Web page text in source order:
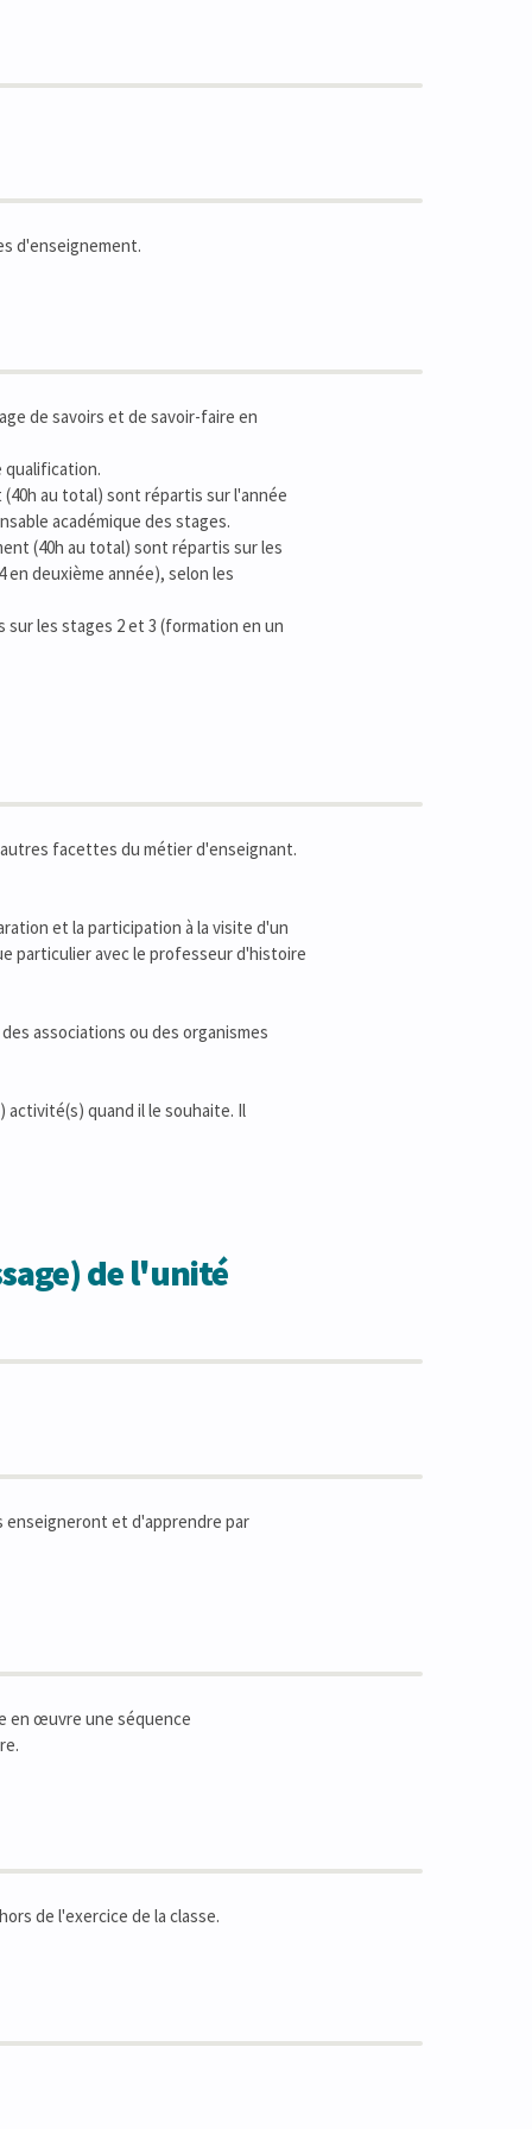
d'enseignement.
de savoirs et de savoir-faire en
qualification.
au total) sont répartis sur l'année
académique des stages.
(40h au total) sont répartis sur les
deuxième année), selon les
les stages 2 et 3 (formation en un
facettes du métier d'enseignant.
et la participation à la visite d'un
particulier avec le professeur d'histoire
associations ou des organismes
quand il le souhaite. Il
de l'unité
enseigneront et d'apprendre par
en œuvre une séquence
de l'exercice de la classe.